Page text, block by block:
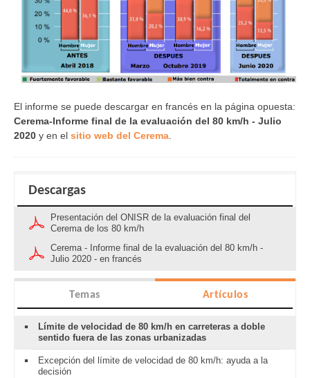
El informe se puede descargar en francés en la página opuesta:
Cerema-Informe final de la evaluación del 80 km/h - Julio
2020 y en el sitio web del Cerema.
Descargas
Presentación del ONISR de la evaluación final del
Cerema de los 80 km/h
Cerema - Informe final de la evaluación del 80 km/h -
Julio 2020 - en francés
Temas Artículos
Límite de velocidad de 80 km/h en carreteras a doble
sentido fuera de las zonas urbanizadas
Excepción del límite de velocidad de 80 km/h: ayuda a la
decisión